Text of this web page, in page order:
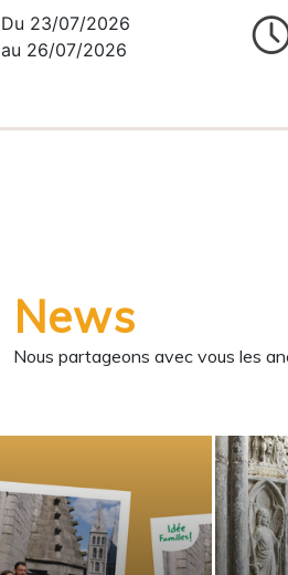
Du 23/07/2026
au 26/07/2026
News
Nous partageons avec vous les